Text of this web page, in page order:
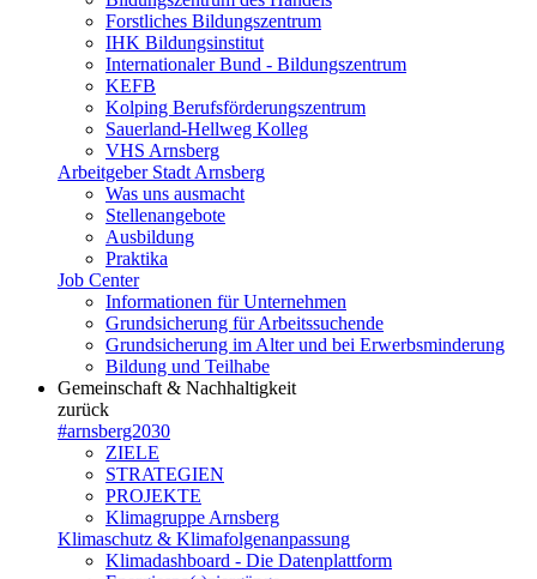
Forstliches Bildungszentrum
IHK Bildungsinstitut
Internationaler Bund - Bildungszentrum
KEFB
Kolping Berufsförderungszentrum
Sauerland-Hellweg Kolleg
VHS Arnsberg
Arbeitgeber Stadt Arnsberg
Was uns ausmacht
Stellenangebote
Ausbildung
Praktika
Job Center
Informationen für Unternehmen
Grundsicherung für Arbeitssuchende
Grundsicherung im Alter und bei Erwerbsminderung
Bildung und Teilhabe
Gemeinschaft & Nachhaltigkeit
zurück
#arnsberg2030
ZIELE
STRATEGIEN
PROJEKTE
Klimagruppe Arnsberg
Klimaschutz & Klimafolgenanpassung
Klimadashboard - Die Datenplattform